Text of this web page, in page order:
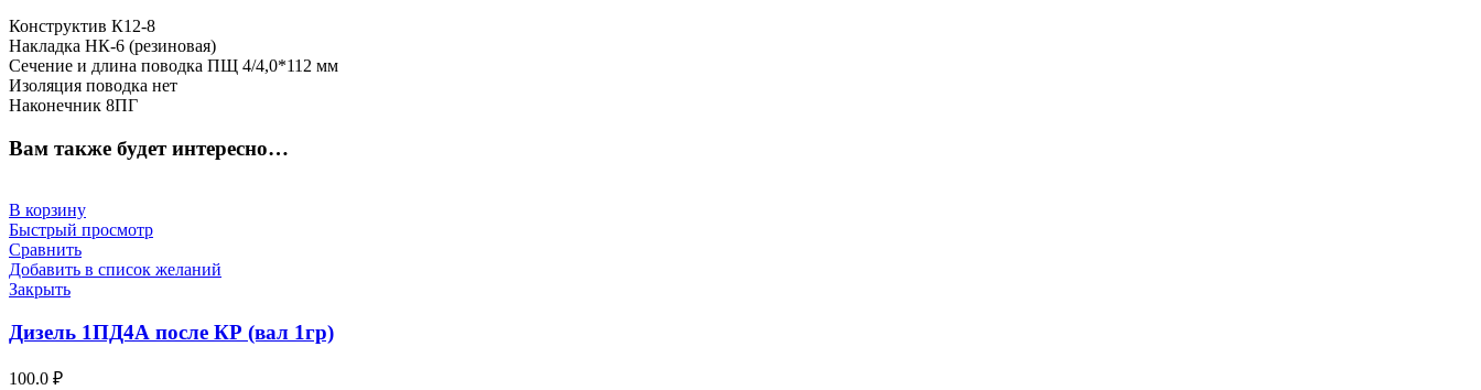
Конструктив К12-8
Накладка НК-6 (резиновая)
Сечение и длина поводка ПЩ 4/4,0*112 мм
Изоляция поводка нет
Наконечник 8ПГ
Вам также будет интересно…
В корзину
Быстрый просмотр
Сравнить
Добавить в список желаний
Закрыть
Дизель 1ПД4А после КР (вал 1гр)
100.0 ₽